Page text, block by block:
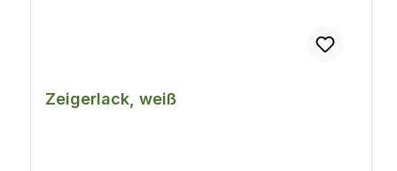
Zeigerlack, weiß